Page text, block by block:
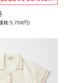
格:5,709円)